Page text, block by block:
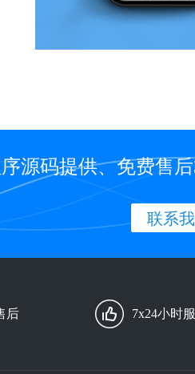
源码提供、免费售
联系
后 7x24小时